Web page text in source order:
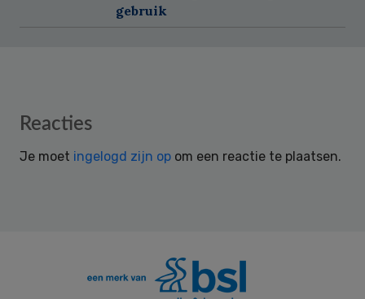
gebruik
Reader
Reacties
Je moet ingelogd zijn op om een reactie te plaatsen.